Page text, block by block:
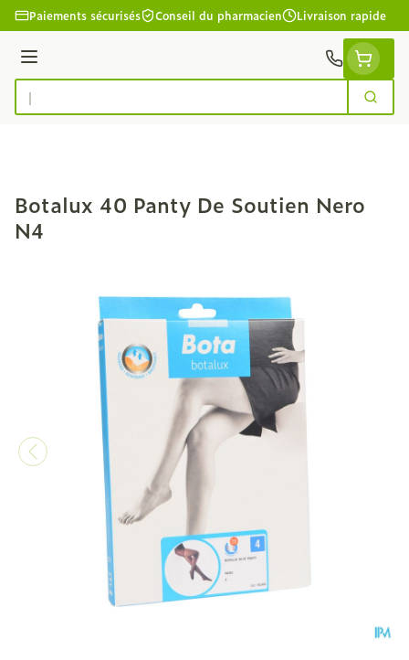
Aller au contenu
Paiements sécurisés Conseil du pharmacien Livraison rapide
Menu
Rechercher
Botalux 40 Panty De Soutien Nero
N4